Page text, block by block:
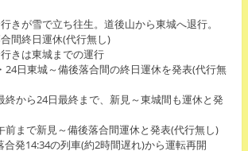
きが雪で立ち往生。道後山から東城へ退行。
間終日運休(代行無し)
きは東城までの運行
日東城～備後落合間の終日運休を発表(代行無
から24日最終まで、新見～東城間も運休と発
まで新見～備後落合間運休と発表(代行無し)
発14:34の列車(約2時間遅れ)から運転再開